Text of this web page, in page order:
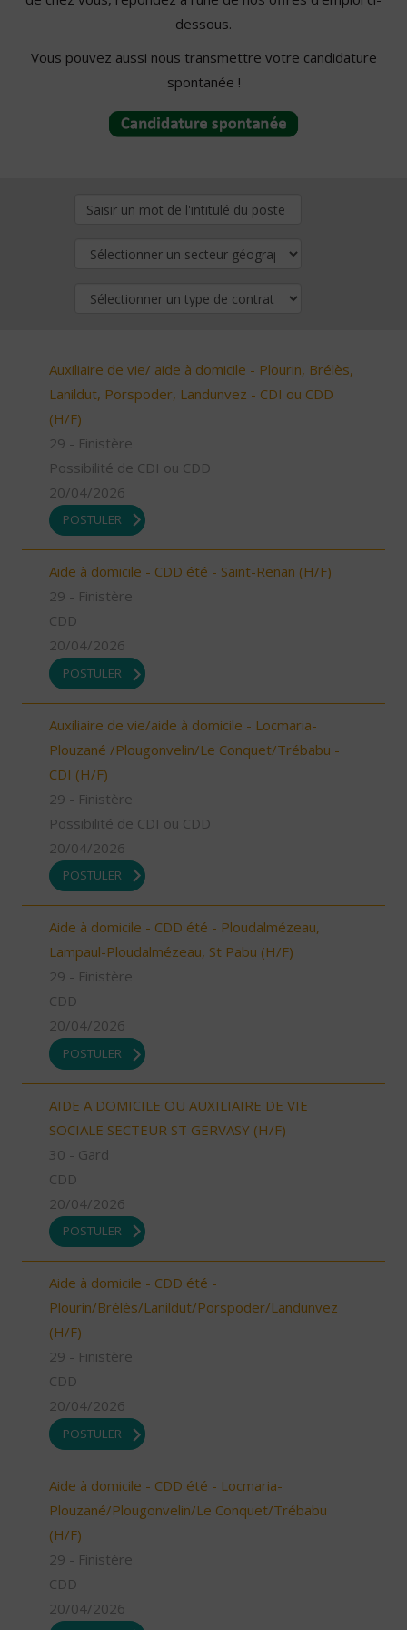
dessous.
Vous pouvez aussi nous transmettre votre candidature
spontanée !
Auxiliaire de vie/ aide à domicile - Plourin, Brélès,
Lanildut, Porspoder, Landunvez - CDI ou CDD
(H/F)
29 - Finistère
Possibilité de CDI ou CDD
20/04/2026
POSTULER
Aide à domicile - CDD été - Saint-Renan (H/F)
29 - Finistère
CDD
20/04/2026
POSTULER
Auxiliaire de vie/aide à domicile - Locmaria-
Plouzané /Plougonvelin/Le Conquet/Trébabu -
CDI (H/F)
29 - Finistère
Possibilité de CDI ou CDD
20/04/2026
POSTULER
Aide à domicile - CDD été - Ploudalmézeau,
Lampaul-Ploudalmézeau, St Pabu (H/F)
29 - Finistère
CDD
20/04/2026
POSTULER
AIDE A DOMICILE OU AUXILIAIRE DE VIE
SOCIALE SECTEUR ST GERVASY (H/F)
30 - Gard
CDD
20/04/2026
POSTULER
Aide à domicile - CDD été -
Plourin/Brélès/Lanildut/Porspoder/Landunvez
(H/F)
29 - Finistère
CDD
20/04/2026
POSTULER
Aide à domicile - CDD été - Locmaria-
Plouzané/Plougonvelin/Le Conquet/Trébabu
(H/F)
29 - Finistère
CDD
20/04/2026